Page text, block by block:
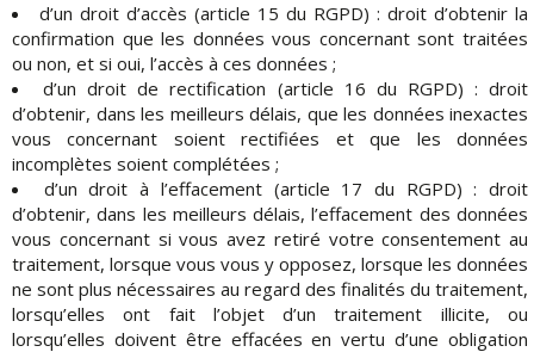
d’un droit d’accès (article 15 du RGPD) : droit d’obtenir la
confirmation que les données vous concernant sont traitées
ou non, et si oui, l’accès à ces données ;
d’un droit de rectification (article 16 du RGPD) : droit
d’obtenir, dans les meilleurs délais, que les données inexactes
vous concernant soient rectifiées et que les données
incomplètes soient complétées ;
d’un droit à l’effacement (article 17 du RGPD) : droit
d’obtenir, dans les meilleurs délais, l’effacement des données
vous concernant si vous avez retiré votre consentement au
traitement, lorsque vous vous y opposez, lorsque les données
ne sont plus nécessaires au regard des finalités du traitement,
lorsqu’elles ont fait l’objet d’un traitement illicite, ou
lorsqu’elles doivent être effacées en vertu d’une obligation